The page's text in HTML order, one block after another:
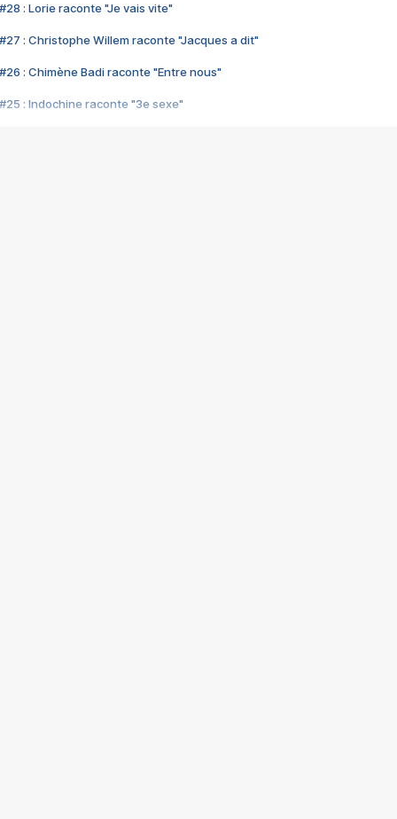
#28 : Lorie raconte "Je vais vite"
#27 : Christophe Willem raconte "Jacques a dit"
#26 : Chimène Badi raconte "Entre nous"
#25 : Indochine raconte "3e sexe"